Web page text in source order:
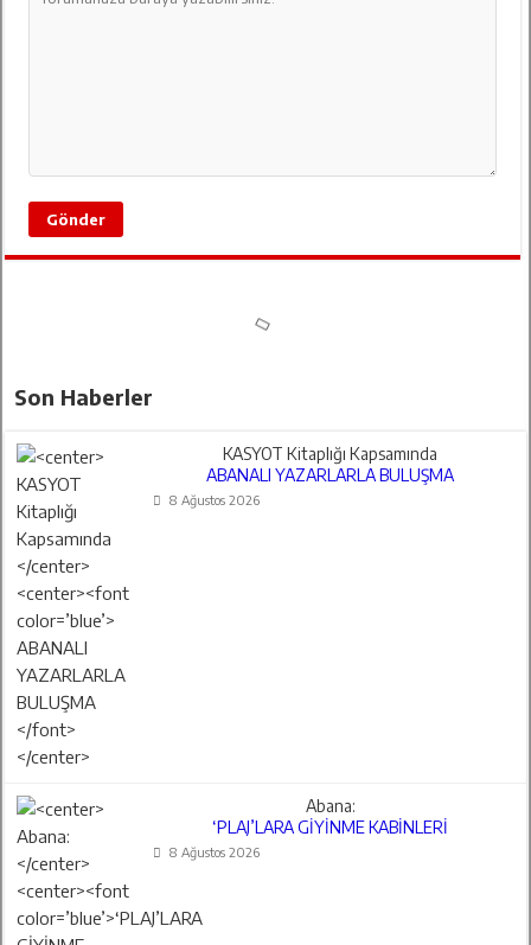
Son Haberler
KASYOT Kitaplığı Kapsamında
ABANALI YAZARLARLA BULUŞMA
8 Ağustos 2026
Abana:
‘PLAJ’LARA GİYİNME KABİNLERİ
8 Ağustos 2026